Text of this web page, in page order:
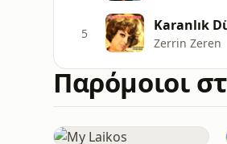
5 Karanlık
Zerrin Zeren
Παρόμοιοι